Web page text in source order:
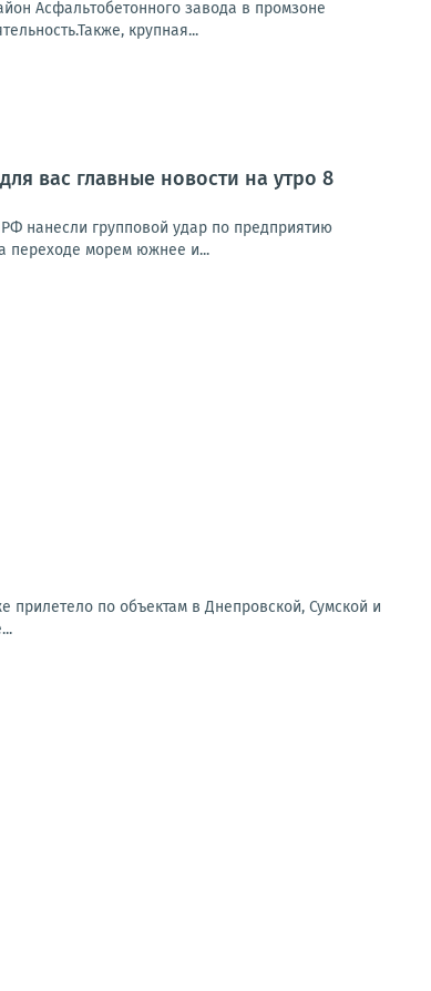
Асфальтобетонного завода в промзоне
крупная...
вас главные новости на утро 8
нанесли групповой удар по предприятию
переходе морем южнее и...
прилетело по объектам в Днепровской, Сумской и